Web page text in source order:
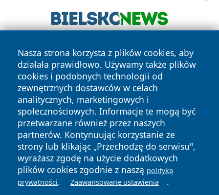
Nasza strona korzysta z plików cookies, aby
działała prawidłowo. Używamy także plików
cookies i podobnych technologii od
zewnętrznych dostawców w celach
analitycznych, marketingowych i
społecznościowych. Informacje te mogą być
przetwarzane również przez naszych
partnerów. Kontynuując korzystanie ze
strony lub klikając „Przechodzę do serwisu",
wyrażasz zgodę na użycie dodatkowych
plików cookies zgodnie z naszą polityką
prywatności. Zaawansowane ustawienia .
Copyright © 2026 katowicelove.pl Wszystkie prawa
zastrzeżone.
News Autorzy
Polityka
Prywatności
Polityka
Cookies